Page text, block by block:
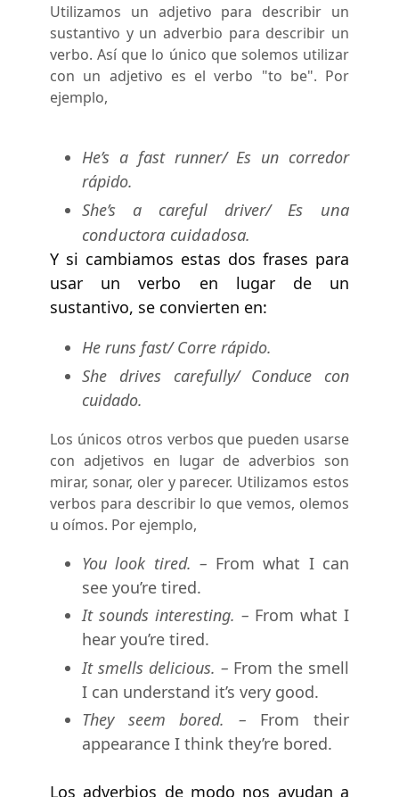
Utilizamos un adjetivo para describir un
sustantivo y un adverbio para describir un
verbo. Así que lo único que solemos utilizar
con un adjetivo es el verbo "to be". Por
ejemplo,
He’s a fast runner/ Es un corredor
rápido.
She’s a careful driver/Es una
conductora cuidadosa.
Y si cambiamos estas dos frases para
usar un verbo en lugar de un
sustantivo, se convierten en:
He runs fast/ Corre rápido.
She drives carefully/ Conduce con
cuidado.
Los únicos otros verbos que pueden usarse
con adjetivos en lugar de adverbios son
mirar, sonar, oler y parecer. Utilizamos estos
verbos para describir lo que vemos, olemos
u oímos. Por ejemplo,
You look tired. – From what I can
see you’re tired.
It sounds interesting. – From what I
hear you’re tired.
It smells delicious. – From the smell
I can understand it’s very good.
They seem bored. –
From their
appearance I think they’re bored.
Los adverbios de modo nos ayudan a